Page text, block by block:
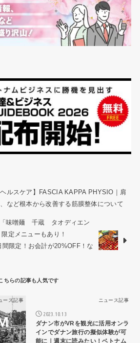
ヘルスケア】FASCIA KAPPA PHYSIO｜肩
など根本から改善する筋膜整体について
「味噌麺 千蔵 タオディエン
定メニューもあり！
間限定！お会計が20%OFF！な
ース記事 ニュース記事
2023.10.13
ダナン市がVRを観光に活用オンラ
インでダナン旅行の擬似体験が可
能に｜週末に読みたい！ベトナム